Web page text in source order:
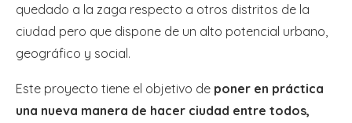
quedado a la zaga respecto a otros distritos de la
ciudad pero que dispone de un alto potencial urbano,
geográfico y social.
Este proyecto tiene el objetivo de poner en práctica
una nueva manera de hacer ciudad entre todos,